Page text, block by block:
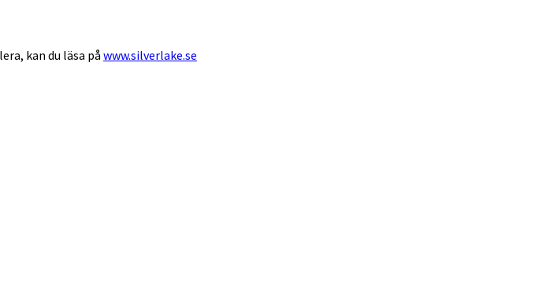
kan du läsa på www.silverlake.se